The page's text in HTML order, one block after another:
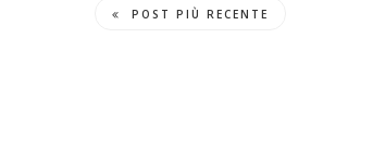
POST PIÙ RECENTE